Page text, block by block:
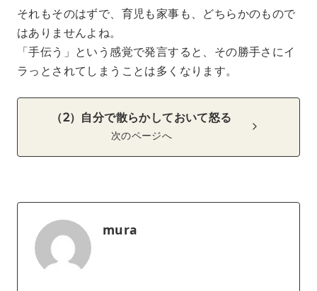
それもそのはずで、育児も家事も、どちらかのもので
はありませんよね。
「手伝う」という感覚で発言すると、その勝手さにイ
ラっとされてしまうことは多くなります。
（2）自分で散らかしておいて怒る
次のページへ
mura